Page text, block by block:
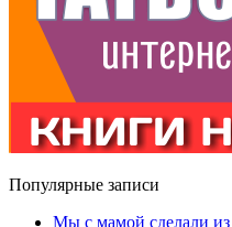
Популярные записи
Мы с мамой сделали